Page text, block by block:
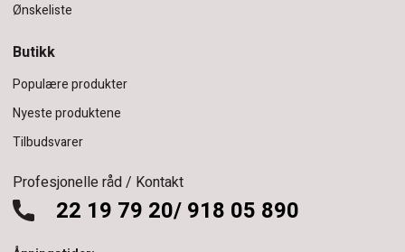
Ønskeliste
Butikk
Populære produkter
Nyeste produktene
Tilbudsvarer
Profesjonelle råd / Kontakt
22 19 79 20/ 918 05 890